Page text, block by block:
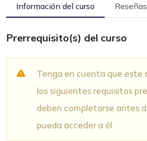
Información del curso Reseñas
Prerrequisito(s) del curso
Tenga en cuenta que este
los siguientes requisitos
deben completarse antes
pueda acceder a él